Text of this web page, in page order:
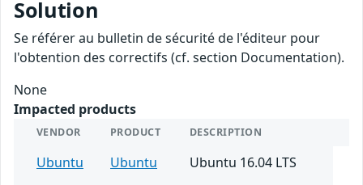
Solution
Se référer au bulletin de sécurité de l'éditeur pour
l'obtention des correctifs (cf. section Documentation).
None
Impacted products
VENDOR PRODUCT DESCRIPTION
Ubuntu Ubuntu
Ubuntu 16.04 LTS